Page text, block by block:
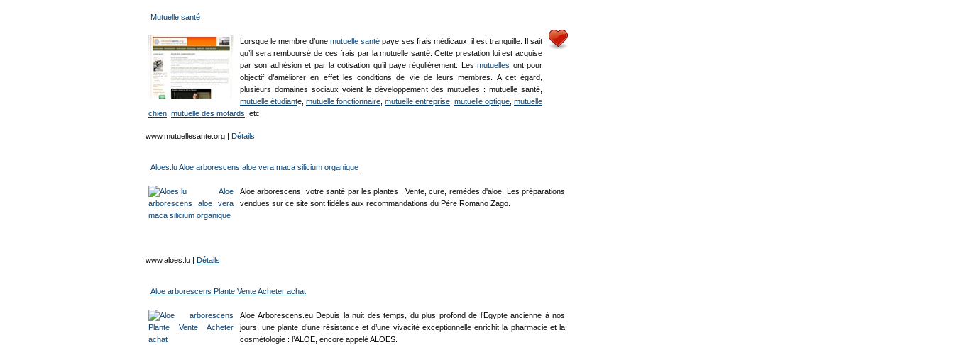
Mutuelle santé
Lorsque le membre d’une mutuelle santé paye ses frais médicaux, il est tranquille. Il sait
qu’il sera remboursé de ces frais par la mutuelle santé. Cette prestation lui est acquise
par son adhésion et par la cotisation qu’il paye régulièrement. Lesmutuelles ont pour
objectif d’améliorer en effet les conditions de vie de leurs membres. A cet égard,
plusieurs domaines sociaux voient le développement des mutuelles : mutuelle santé,
mutuelle étudiante, mutuelle fonctionnaire mutuelle entreprise mutuelle optique mutuelle
chien mutuelle des motards , etc.
www.mutuellesante.org | Détails
Aloes.lu Aloe arborescens aloe vera maca silicium organique
Aloe arborescens, votre santé par les plantes . Vente, cure, remèdes d'aloe. Les préparations
vendues sur ce site sont fidèles aux recommandations du Père Romano Zago.
www.aloes.lu | Détails
Aloe arborescens Plante Vente Acheter achat
Aloe Arborescens.eu Depuis la nuit des temps, du plus profond de l’Egypte ancienne à nos
jours, une plante d’une résistance et d’une vivacité exceptionnelle enrichit la pharmacie et la
cosmétologie : l’ALOE, encore appelé ALOES.